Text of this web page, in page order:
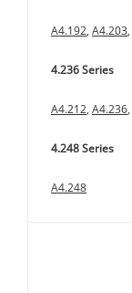
A4.192, A4.203,
4.236 Series
A4.212, A4.236,
4.248 Series
A4.248